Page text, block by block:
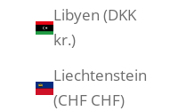
Libyen (DKK
kr.)
Liechtenstein
(CHF CHF)